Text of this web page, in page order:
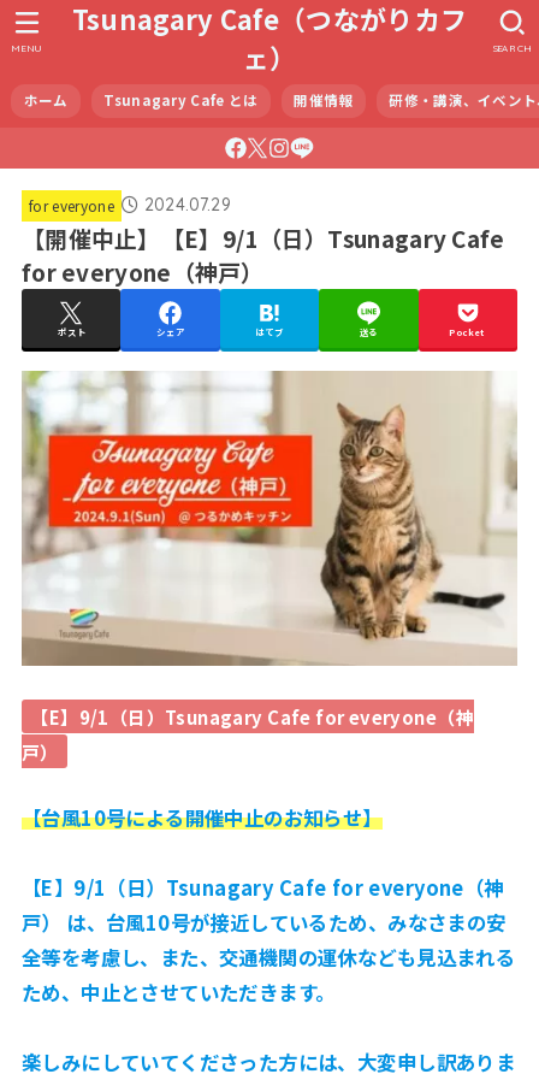
Tsunagary Cafe（つながりカフ
ェ）
ホーム Tsunagary Cafe とは 開催情報 研修・講演、イベン
SEARCH
MENU
for everyone 2024.07.29
【開催中止】【E】9/1（日）Tsunagary Cafe
for everyone（神戸）
ポスト シェア はてブ 送る Pocket
【E】9/1（日）Tsunagary Cafe for everyone（神
戸）
【台風10号による開催中止のお知らせ】
【E】9/1（日）Tsunagary Cafe for everyone（神
戸） は、台風10号が接近しているため、みなさまの安
全等を考慮し、また、交通機関の運休なども見込まれる
ため、中止とさせていただきます。
楽しみにしていてくださった方には、大変申し訳ありま